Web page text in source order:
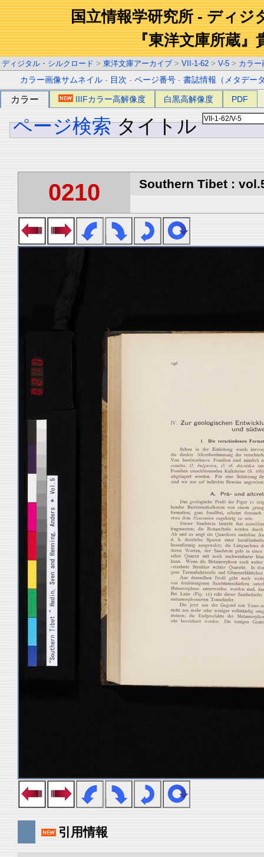
国立情報学研究所 - ディジ
『東洋文庫所蔵』
ディジタル・シルクロード > 東洋文庫アーカイブ > VII-1-62 > V-5 > カラー
カラー画像サムネイル - 目次 -ページ番号 -書誌情報（メタデー
カラー IIIFカラー高解像度 白黒高解像度 PDF
ページ検索 タイトル
0210 Southern Tibet :
引用情報